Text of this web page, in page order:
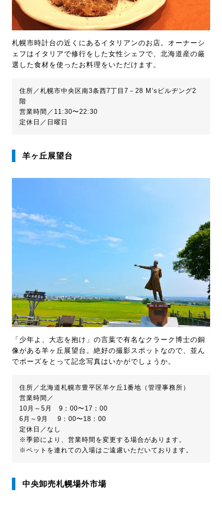
札幌市時計台の近くにあるイタリアンのお店。オーナーシ
ェフはイタリアで修行をした女性シェフで、北海道産の厳
選した食材を使ったお料理をいただけます。
住所／札幌市中央区南3条西7丁目7－28 M’sビルヂング2
階
営業時間／11:30〜22:30
定休日／日曜日
羊ヶ丘展望台
「少年よ、大志を抱け」の言葉で有名なクラーク博士の銅
像がある羊ヶ丘展望台。絶好の撮影スポットなので、並ん
でポーズをとって記念写真はいかがでしょうか。
住所／北海道札幌市豊平区羊ケ丘1番地（管理事務所）
営業時間／
10月～5月 9：00〜17：00
6月～9月 9：00〜18：00
定休日／なし
※季節により、営業時間を変更する場合があります。
※ペットを連れての入場はご遠慮いただいております。
中央卸売札幌場外市場